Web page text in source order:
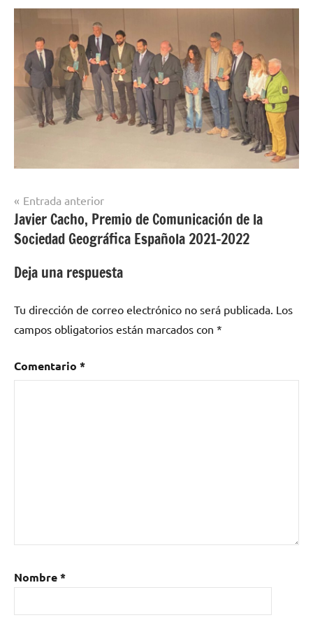
Navegación
de
entradas
Entrada anterior
Javier Cacho, Premio de Comunicación de la
Sociedad Geográfica Española 2021-2022
Deja una respuesta
Tu dirección de correo electrónico no será publicada. Los
campos obligatorios están marcados con *
Comentario *
Nombre*